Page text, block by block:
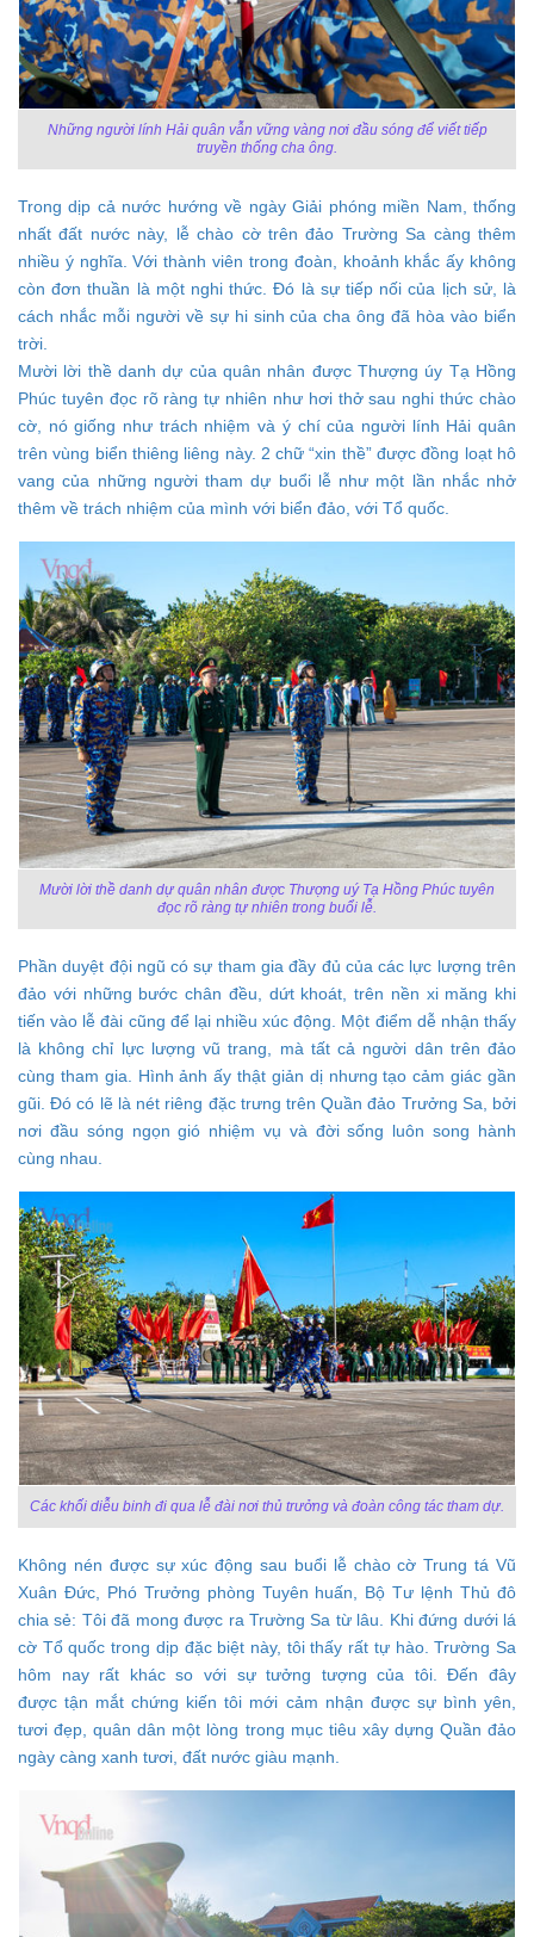
Những người lính Hải quân vẫn vững vàng nơi đầu sóng để viết tiếp
truyền thống cha ông.
Trong dịp cả nước hướng về ngày Giải phóng miền Nam, thống
nhất đất nước này, lễ chào cờ trên đảo Trường Sa càng thêm
nhiều ý nghĩa. Với thành viên trong đoàn, khoảnh khắc ấy không
còn đơn thuần là một nghi thức. Đó là sự tiếp nối của lịch sử, là
cách nhắc mỗi người về sự hi sinh của cha ông đã hòa vào biển
trời.
Mười lời thề danh dự của quân nhân được Thượng úy Tạ Hồng
Phúc tuyên đọc rõ ràng tự nhiên như hơi thở sau nghi thức chào
cờ, nó giống như trách nhiệm và ý chí của người lính Hải quân
trên vùng biển thiêng liêng này. 2 chữ “xin thề” được đồng loạt hô
vang của những người tham dự buổi lễ như một lần nhắc nhở
thêm về trách nhiệm của mình với biển đảo, với Tổ quốc.
Mười lời thề danh dự quân nhân được Thượng uý Tạ Hồng Phúc tuyên
đọc rõ ràng tự nhiên trong buổi lễ.
Phần duyệt đội ngũ có sự tham gia đầy đủ của các lực lượng trên
đảo với những bước chân đều, dứt khoát, trên nền xi măng khi
tiến vào lễ đài cũng để lại nhiều xúc động. Một điểm dễ nhận thấy
là không chỉ lực lượng vũ trang, mà tất cả người dân trên đảo
cùng tham gia. Hình ảnh ấy thật giản dị nhưng tạo cảm giác gần
gũi. Đó có lẽ là nét riêng đặc trưng trên Quần đảo Trưởng Sa, bởi
nơi đầu sóng ngọn gió nhiệm vụ và đời sống luôn song hành
cùng nhau.
Các khối diễu binh đi qua lễ đài nơi thủ trưởng và đoàn công tác tham dự.
Không nén được sự xúc động sau buổi lễ chào cờ Trung tá Vũ
Xuân Đức, Phó Trưởng phòng Tuyên huấn, Bộ Tư lệnh Thủ đô
chia sẻ: Tôi đã mong được ra Trường Sa từ lâu. Khi đứng dưới lá
cờ Tổ quốc trong dịp đặc biệt này, tôi thấy rất tự hào. Trường Sa
hôm nay rất khác so với sự tưởng tượng của tôi. Đến đây
được tận mắt chứng kiến tôi mới cảm nhận được sự bình yên,
tươi đẹp, quân dân một lòng trong mục tiêu xây dựng Quần đảo
ngày càng xanh tươi, đất nước giàu mạnh.